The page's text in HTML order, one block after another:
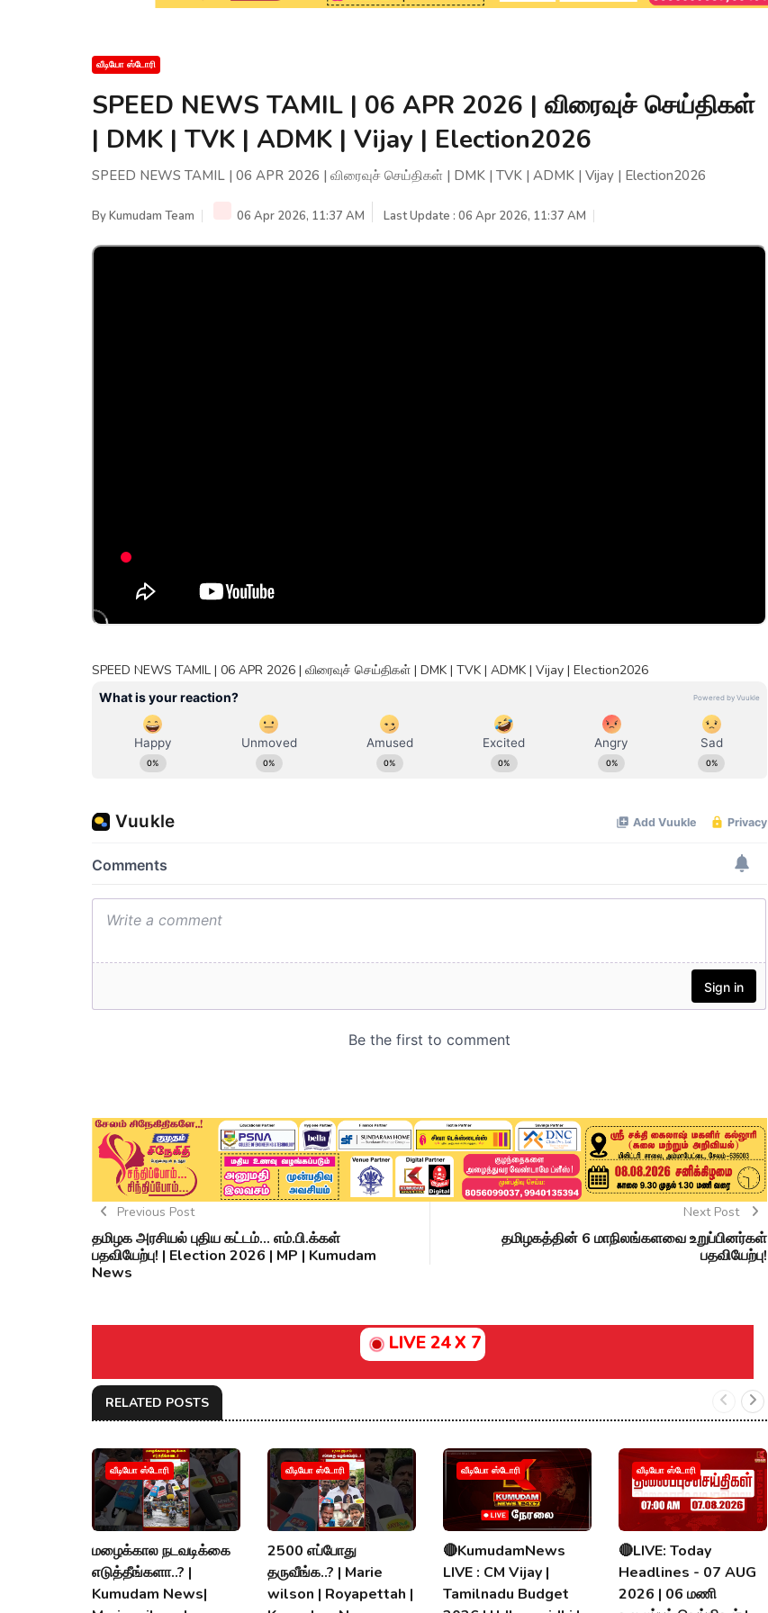
வீடியோ ஸ்டோரி
SPEED NEWS TAMIL | 06 APR 2026 | விரைவுச் செய்திகள்
| DMK | TVK | ADMK | Vijay | Election2026
SPEED NEWS TAMIL | 06 APR 2026 | விரைவுச் செய்திகள் | DMK | TVK | ADMK | Vijay | Election2026
ByKumudam Team 06 Apr 2026, 11:37 AM Last Update : 06 Apr 2026, 11:37 AM
SPEED NEWS TAMIL | 06 APR 2026 | விரைவுச் செய்திகள் | DMK | TVK | ADMK | Vijay | Election2026
Previous Post
தமிழக அரசியல் புதிய கட்டம்… எம்.பி.க்கள்
பதவியேற்பு! | Election 2026 | MP | Kumudam
News
Next Post
தமிழகத்தின் 6 மாநிலங்களவை உறுப்பினர்கள்
பதவியேற்பு!
LIVE 24 X 7
RELATED POSTS
வீடியோ ஸ்டோரி
மழைக்கால நடவடிக்கை
எடுத்தீங்களா..? |
Kumudam News|
வீடியோ ஸ்டோரி
2500 எப்போது
தருவீங்க..? | Marie
wilson | Royapettah |
வீடியோ ஸ்டோரி
🔴KumudamNews
LIVE : CM Vijay |
Tamilnadu Budget
வீடியோ ஸ்டோரி
🔴LIVE: Today
Headlines - 07 AUG
2026 | 06 மணி